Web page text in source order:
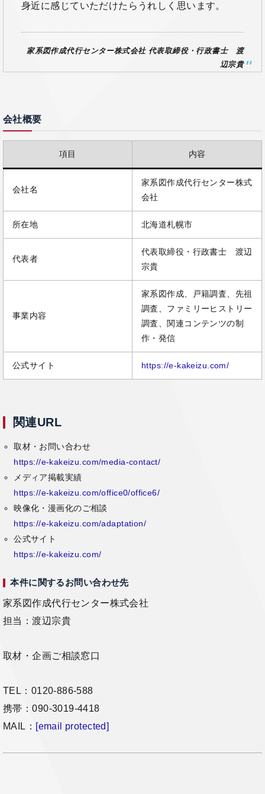
身近に感じていただけたらうれしく思います。
家系図作成代行センター株式会社 代表取締役・行政書士 渡
辺宗貴
会社概要
項目 内容
会社名
家系図作成代行センター株式
会社
所在地 北海道札幌市
代表者
代表取締役・行政書士 渡辺
宗貴
事業内容
家系図作成、戸籍調査、先祖
調査、ファミリーヒストリー
調査、関連コンテンツの制
作・発信
公式サイト https://e-kakeizu.com/
関連URL
取材・お問い合わせ
https://e-kakeizu.com/media-contact/
メディア掲載実績
https://e-kakeizu.com/office0/office6/
映像化・漫画化のご相談
https://e-kakeizu.com/adaptation/
公式サイト
https://e-kakeizu.com/
本件に関するお問い合わせ先
家系図作成代行センター株式会社
担当：渡辺宗貴
取材・企画ご相談窓口
TEL：0120-886-588
携帯：090-3019-4418
MAIL： [email protected]